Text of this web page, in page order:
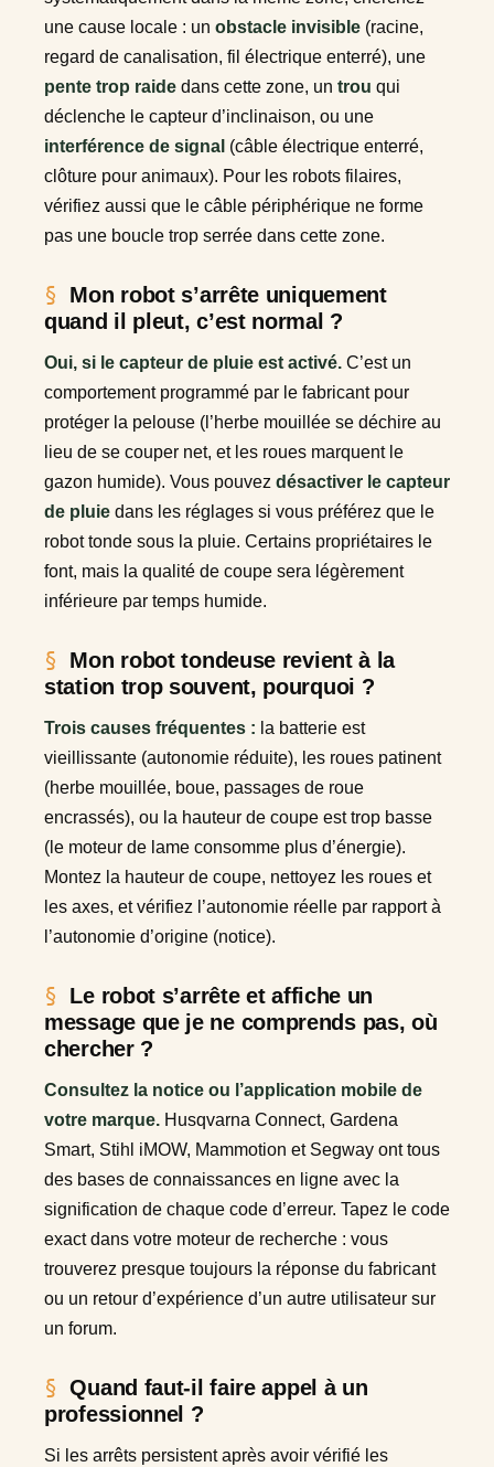
une cause locale : un obstacle invisible (racine,
regard de canalisation, fil électrique enterré), une
pente trop raide dans cette zone, un trou qui
déclenche le capteur d’inclinaison, ou une
interférence de signal (câble électrique enterré,
clôture pour animaux). Pour les robots filaires,
vérifiez aussi que le câble périphérique ne forme
pas une boucle trop serrée dans cette zone.
Mon robot s’arrête uniquement
quand il pleut, c’est normal ?
Oui, si le capteur de pluie est activé. C’est un
comportement programmé par le fabricant pour
protéger la pelouse (l’herbe mouillée se déchire au
lieu de se couper net, et les roues marquent le
gazon humide). Vous pouvez désactiver le capteur
de pluie dans les réglages si vous préférez que le
robot tonde sous la pluie. Certains propriétaires le
font, mais la qualité de coupe sera légèrement
inférieure par temps humide.
Mon robot tondeuse revient à la
station trop souvent, pourquoi ?
Trois causes fréquentes : la batterie est
vieillissante (autonomie réduite), les roues patinent
(herbe mouillée, boue, passages de roue
encrassés), ou la hauteur de coupe est trop basse
(le moteur de lame consomme plus d’énergie).
Montez la hauteur de coupe, nettoyez les roues et
les axes, et vérifiez l’autonomie réelle par rapport à
l’autonomie d’origine (notice).
Le robot s’arrête et affiche un
message que je ne comprends pas, où
chercher ?
Consultez la notice ou l’application mobile de
votre marque. Husqvarna Connect, Gardena
Smart, Stihl iMOW, Mammotion et Segway ont tous
des bases de connaissances en ligne avec la
signification de chaque code d’erreur. Tapez le code
exact dans votre moteur de recherche : vous
trouverez presque toujours la réponse du fabricant
ou un retour d’expérience d’un autre utilisateur sur
un forum.
Quand faut-il faire appel à un
professionnel ?
Si les arrêts persistent après avoir vérifié les